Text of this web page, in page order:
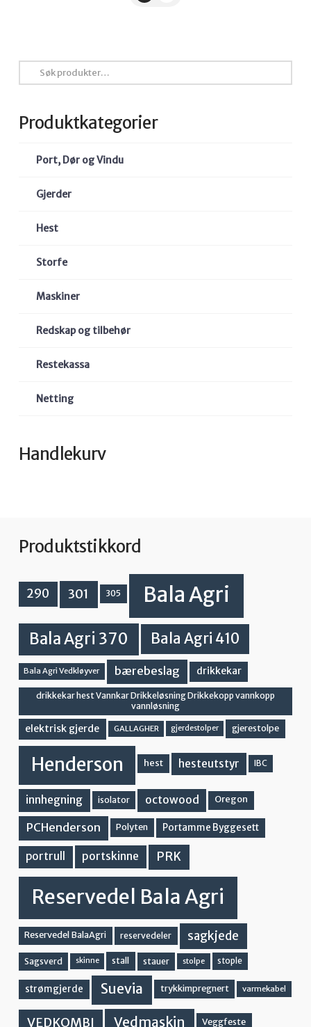
etter:
Produktkategorier
Port, Dør og Vindu
Gjerder
Hest
Storfe
Maskiner
Redskap og tilbehør
Restekassa
Netting
Handlekurv
Produktstikkord
290 301 305 Bala Agri
Bala Agri 370 Bala Agri 410
Bala Agri Vedkløyver bærebeslag drikkekar
drikkekar hest Vannkar Drikkeløsning Drikkekopp vannkopp
vannløsning
elektrisk gjerde GALLAGHER gjerdestolper gjerestolpe
Henderson hest hesteutstyr IBC
innhegning isolator octowood Oregon
PCHenderson Polyten Portamme Byggesett
portrull portskinne PRK
Reservedel Bala Agri
Reservedel BalaAgri reservedeler sagkjede
Sagsverd skinne stall stauer stolpe stople
strømgjerde Suevia trykkimpregnert varmekabel
VEDKOMBI Vedmaskin Veggfeste